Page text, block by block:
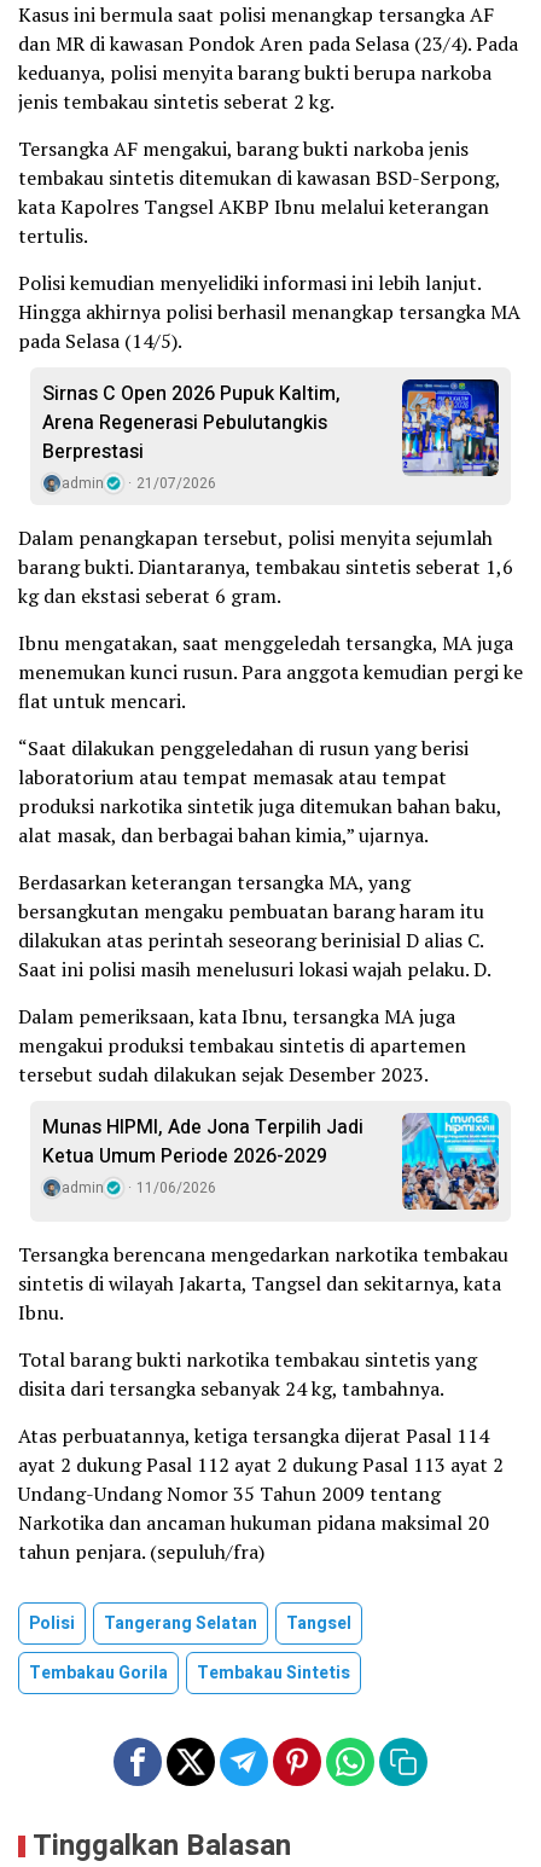
Kasus ini bermula saat polisi menangkap tersangka AF
dan MR di kawasan Pondok Aren pada Selasa (23/4). Pada
keduanya, polisi menyita barang bukti berupa narkoba
jenis tembakau sintetis seberat 2 kg.
Tersangka AF mengakui, barang bukti narkoba jenis
tembakau sintetis ditemukan di kawasan BSD-Serpong,
kata Kapolres Tangsel AKBP Ibnu melalui keterangan
tertulis.
Polisi kemudian menyelidiki informasi ini lebih lanjut.
Hingga akhirnya polisi berhasil menangkap tersangka MA
pada Selasa (14/5).
Sirnas C Open 2026 Pupuk Kaltim,
Arena Regenerasi Pebulutangkis
Berprestasi
admin 21/07/2026
Dalam penangkapan tersebut, polisi menyita sejumlah
barang bukti. Diantaranya, tembakau sintetis seberat 1,6
kg dan ekstasi seberat 6 gram.
Ibnu mengatakan, saat menggeledah tersangka, MA juga
menemukan kunci rusun. Para anggota kemudian pergi ke
flat untuk mencari.
“Saat dilakukan penggeledahan di rusun yang berisi
laboratorium atau tempat memasak atau tempat
produksi narkotika sintetik juga ditemukan bahan baku,
alat masak, dan berbagai bahan kimia,” ujarnya.
Berdasarkan keterangan tersangka MA, yang
bersangkutan mengaku pembuatan barang haram itu
dilakukan atas perintah seseorang berinisial D alias C.
Saat ini polisi masih menelusuri lokasi wajah pelaku. D.
Dalam pemeriksaan, kata Ibnu, tersangka MA juga
mengakui produksi tembakau sintetis di apartemen
tersebut sudah dilakukan sejak Desember 2023.
Munas HIPMI, Ade Jona Terpilih Jadi
Ketua Umum Periode 2026-2029
admin 11/06/2026
Tersangka berencana mengedarkan narkotika tembakau
sintetis di wilayah Jakarta, Tangsel dan sekitarnya, kata
Ibnu.
Total barang bukti narkotika tembakau sintetis yang
disita dari tersangka sebanyak 24 kg, tambahnya.
Atas perbuatannya, ketiga tersangka dijerat Pasal 114
ayat 2 dukung Pasal 112 ayat 2 dukung Pasal 113 ayat 2
Undang-Undang Nomor 35 Tahun 2009 tentang
Narkotika dan ancaman hukuman pidana maksimal 20
tahun penjara. (sepuluh/fra)
Polisi Tangerang Selatan
Tangsel
Tembakau Gorila
Tembakau Sintetis
Tinggalkan Balasan